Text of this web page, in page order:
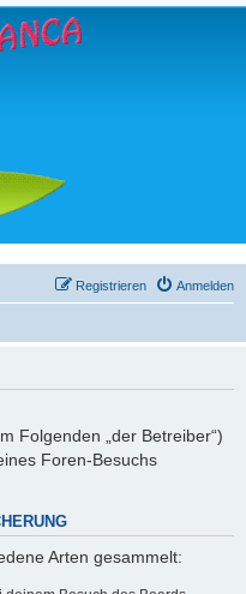
Anmelden
Registrieren
Folgenden „der Betreiber“)
Foren-Besuchs
Arten gesammelt: